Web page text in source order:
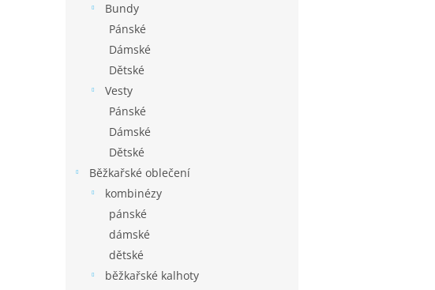
Bundy
Pánské
Dámské
Dětské
Vesty
Pánské
Dámské
Dětské
Běžkařské oblečení
kombinézy
pánské
dámské
dětské
běžkařské kalhoty